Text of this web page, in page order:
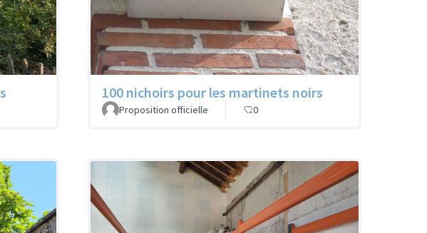
100 nichoirs pour les martinets noirs
Proposition officielle 0